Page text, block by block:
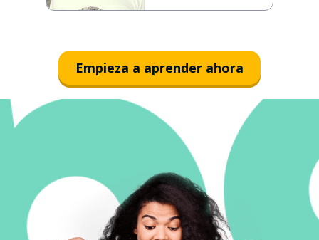
Empieza a aprender ahora